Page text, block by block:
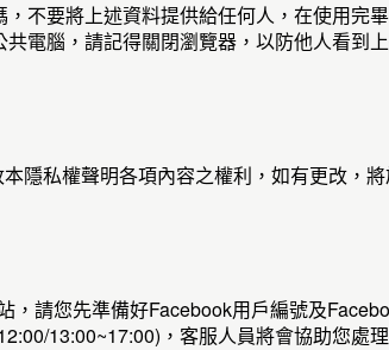
不要將上述資料提供給任何人，在使用完
電腦，請記得關閉瀏覽器，以防他人看到
本隱私權聲明各項內容之權利，如有更改，
，請您先準備好Facebook用戶編號及
13:00~17:00)，客服人員將會協助您處